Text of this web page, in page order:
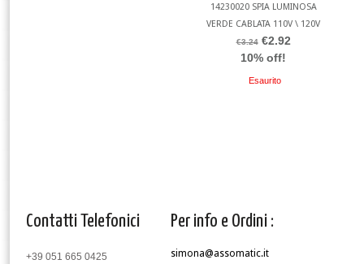
14230020 SPIA LUMINOSA
VERDE CABLATA 110V \ 120V
€3.24 €2.92
10% off!
Esaurito
Contatti Telefonici
+39 051 665 0425
Per info e Ordini :
simona@assomatic.it